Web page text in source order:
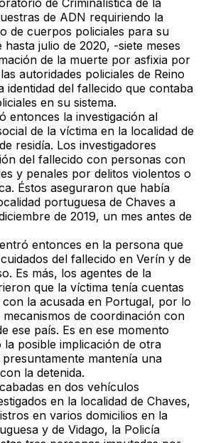
de Criminalística de la
de ADN requiriendo la
de cuerpos policiales para su
hasta julio de 2020, -siete meses
de la muerte por asfixia por
autoridades policiales de Reino
del fallecido que contaba
en su sistema.
entonces la investigación al
de la víctima en la localidad de
residía. Los investigadores
del fallecido con personas con
y penales por delitos violentos o
Éstos aseguraron que había
portuguesa de Chaves a
de 2019, un mes antes de
entonces en la persona que
del fallecido en Verín y de
. Es más, los agentes de la
que la víctima tenía cuentas
la acusada en Portugal, por lo
de coordinación con
ese país. Es en ese momento
posible implicación de otra
mantenía una
la detenida.
en dos vehículos
en la localidad de Chaves,
en varios domicilios en la
y de Vidago, la Policía